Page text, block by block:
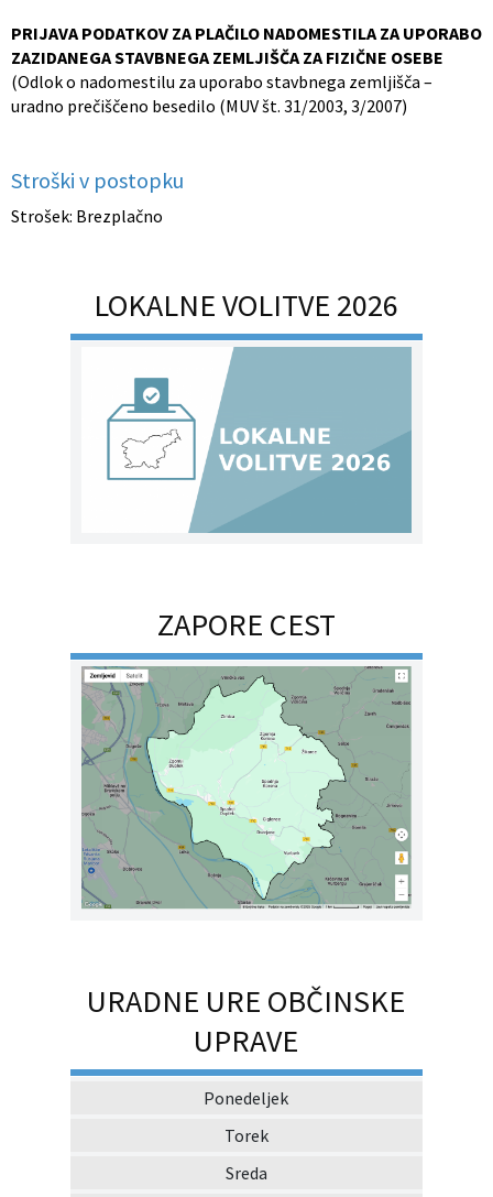
PRIJAVA PODATKOV ZA PLAČILO NADOMESTILA ZA UPORABO
ZAZIDANEGA STAVBNEGA ZEMLJIŠČA ZA FIZIČNE OSEBE
(Odlok o nadomestilu za uporabo stavbnega zemljišča –
uradno prečiščeno besedilo (MUV št. 31/2003, 3/2007)
Stroški v postopku
Strošek: Brezplačno
LOKALNE VOLITVE 2026
ZAPORE CEST
URADNE URE OBČINSKE
UPRAVE
Ponedeljek
Torek
Sreda
Občinski nagrajenci
Vaške skupnosti
Vizitka
Proračun občine
Lokalne volitve
Kohezijski projekti